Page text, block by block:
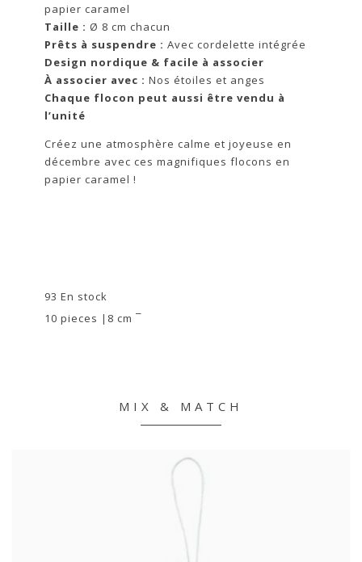
papier caramel
Taille : Ø 8 cm chacun
Prêts à suspendre : Avec cordelette intégrée
Design nordique & facile à associer
À associer avec : Nos étoiles et anges
Chaque flocon peut aussi être vendu à
l’unité
Créez une atmosphère calme et joyeuse en
décembre avec ces magnifiques flocons en
papier caramel !
93 En stock
10 pieces |8 cm ¯
MIX & MATCH